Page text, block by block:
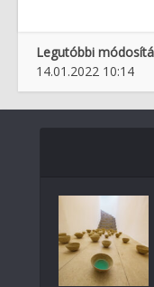
Legutóbbi
14.01.2022 10:14